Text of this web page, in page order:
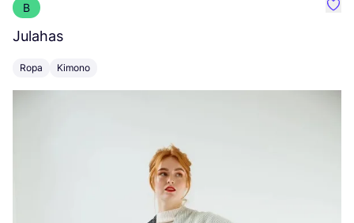
B
Julahas
Ropa Kimono